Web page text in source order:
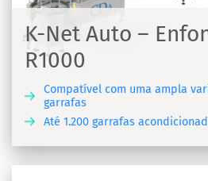
K-Net Auto –
R1000
Compatível com uma ampla
garrafas
Até 1.200 garrafas